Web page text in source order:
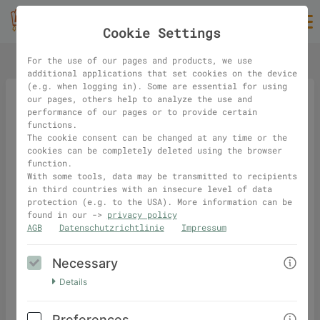
Website Content Planer - Notion Vorlage zum
idealen vorbereiten deiner Website(-Inhalte)
49,00€ (net)
149,00€
Cookie Settings
For the use of our pages and products, we use
additional applications that set cookies on the device
(e.g. when logging in). Some are essential for using
our pages, others help to analyze the use and
performance of our pages or to provide certain
functions.
The cookie consent can be changed at any time or the
cookies can be completely deleted using the browser
function.
With some tools, data may be transmitted to recipients
in third countries with an insecure level of data
protection (e.g. to the USA). More information can be
found in our -> privacy policy
AGB
Datenschutzrichtlinie Impressum
Necessary
Details